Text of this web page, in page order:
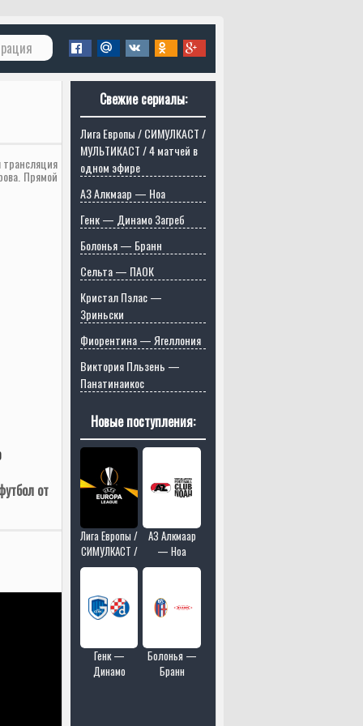
Прямой
от
Свежие сериалы:
Лига Европы / СИМУЛКАСТ /
МУЛЬТИКАСТ / 4 матчей в
одном эфире
АЗ Алкмаар — Ноа
Генк — Динамо Загреб
Болонья — Бранн
Сельта — ПАОК
Кристал Пэлас —
Зриньски
Фиорентина — Ягеллония
Виктория Пльзень —
Панатинаикос
Новые поступления:
Лига Европы /
СИМУЛКАСТ /
МУЛЬТИКАСТ
одном эфире
АЗ Алкмаар
— Ноа
Генк —
Динамо
Болонья —
Бранн